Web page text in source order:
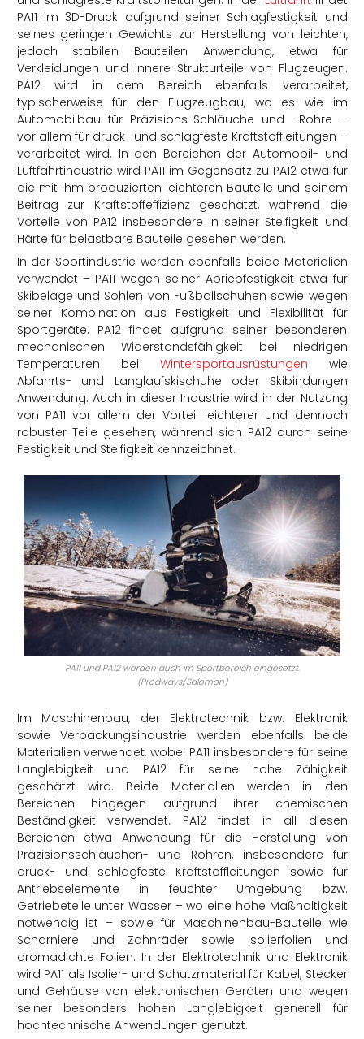
PA11 im 3D-Druck aufgrund seiner Schlagfestigkeit und
seines geringen Gewichts zur Herstellung von leichten,
jedoch stabilen Bauteilen Anwendung, etwa für
Verkleidungen und innere Strukturteile von Flugzeugen.
PA12 wird in dem Bereich ebenfalls verarbeitet,
typischerweise für den Flugzeugbau, wo es wie im
Automobilbau für Präzisions-Schläuche und –Rohre –
vor allem für druck- und schlagfeste Kraftstoffleitungen –
verarbeitet wird. In den Bereichen der Automobil- und
Luftfahrtindustrie wird PA11 im Gegensatz zu PA12 etwa für
die mit ihm produzierten leichteren Bauteile und seinem
Beitrag zur Kraftstoffeffizienz geschätzt, während die
Vorteile von PA12 insbesondere in seiner Steifigkeit und
Härte für belastbare Bauteile gesehen werden.
In der Sportindustrie werden ebenfalls beide Materialien
verwendet – PA11 wegen seiner Abriebfestigkeit etwa für
Skibeläge und Sohlen von Fußballschuhen sowie wegen
seiner Kombination aus Festigkeit und Flexibilität für
Sportgeräte. PA12 findet aufgrund seiner besonderen
mechanischen Widerstandsfähigkeit bei niedrigen
Temperaturen bei Wintersportausrüstungen wie
Abfahrts- und Langlaufskischuhe oder Skibindungen
Anwendung. Auch in dieser Industrie wird in der Nutzung
von PA11 vor allem der Vorteil leichterer und dennoch
robuster Teile gesehen, während sich PA12 durch seine
Festigkeit und Steifigkeit kennzeichnet.
PA11 und PA12 werden auch im Sportbereich eingesetzt.
(Prodways/Salomon)
Im Maschinenbau, der Elektrotechnik bzw. Elektronik
sowie Verpackungsindustrie werden ebenfalls beide
Materialien verwendet, wobei PA11 insbesondere für seine
Langlebigkeit und PA12 für seine hohe Zähigkeit
geschätzt wird. Beide Materialien werden in den
Bereichen hingegen aufgrund ihrer chemischen
Beständigkeit verwendet. PA12 findet in all diesen
Bereichen etwa Anwendung für die Herstellung von
Präzisionsschläuchen- und Rohren, insbesondere für
druck- und schlagfeste Kraftstoffleitungen sowie für
Antriebselemente in feuchter Umgebung bzw.
Getriebeteile unter Wasser – wo eine hohe Maßhaltigkeit
notwendig ist – sowie für Maschinenbau-Bauteile wie
Scharniere und Zahnräder sowie Isolierfolien und
aromadichte Folien. In der Elektrotechnik und Elektronik
wird PA11 als Isolier- und Schutzmaterial für Kabel, Stecker
und Gehäuse von elektronischen Geräten und wegen
seiner besonders hohen Langlebigkeit generell für
hochtechnische Anwendungen genutzt.